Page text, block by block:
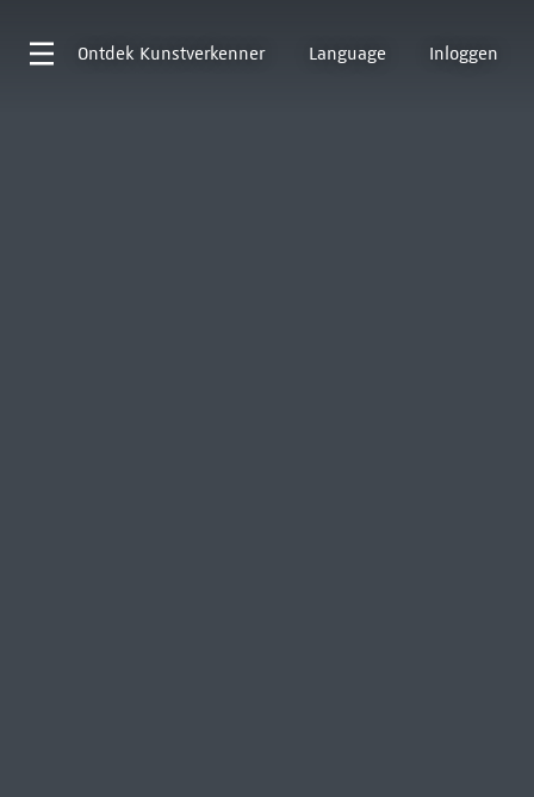
Ontdek Kunstverkenner Language Inloggen